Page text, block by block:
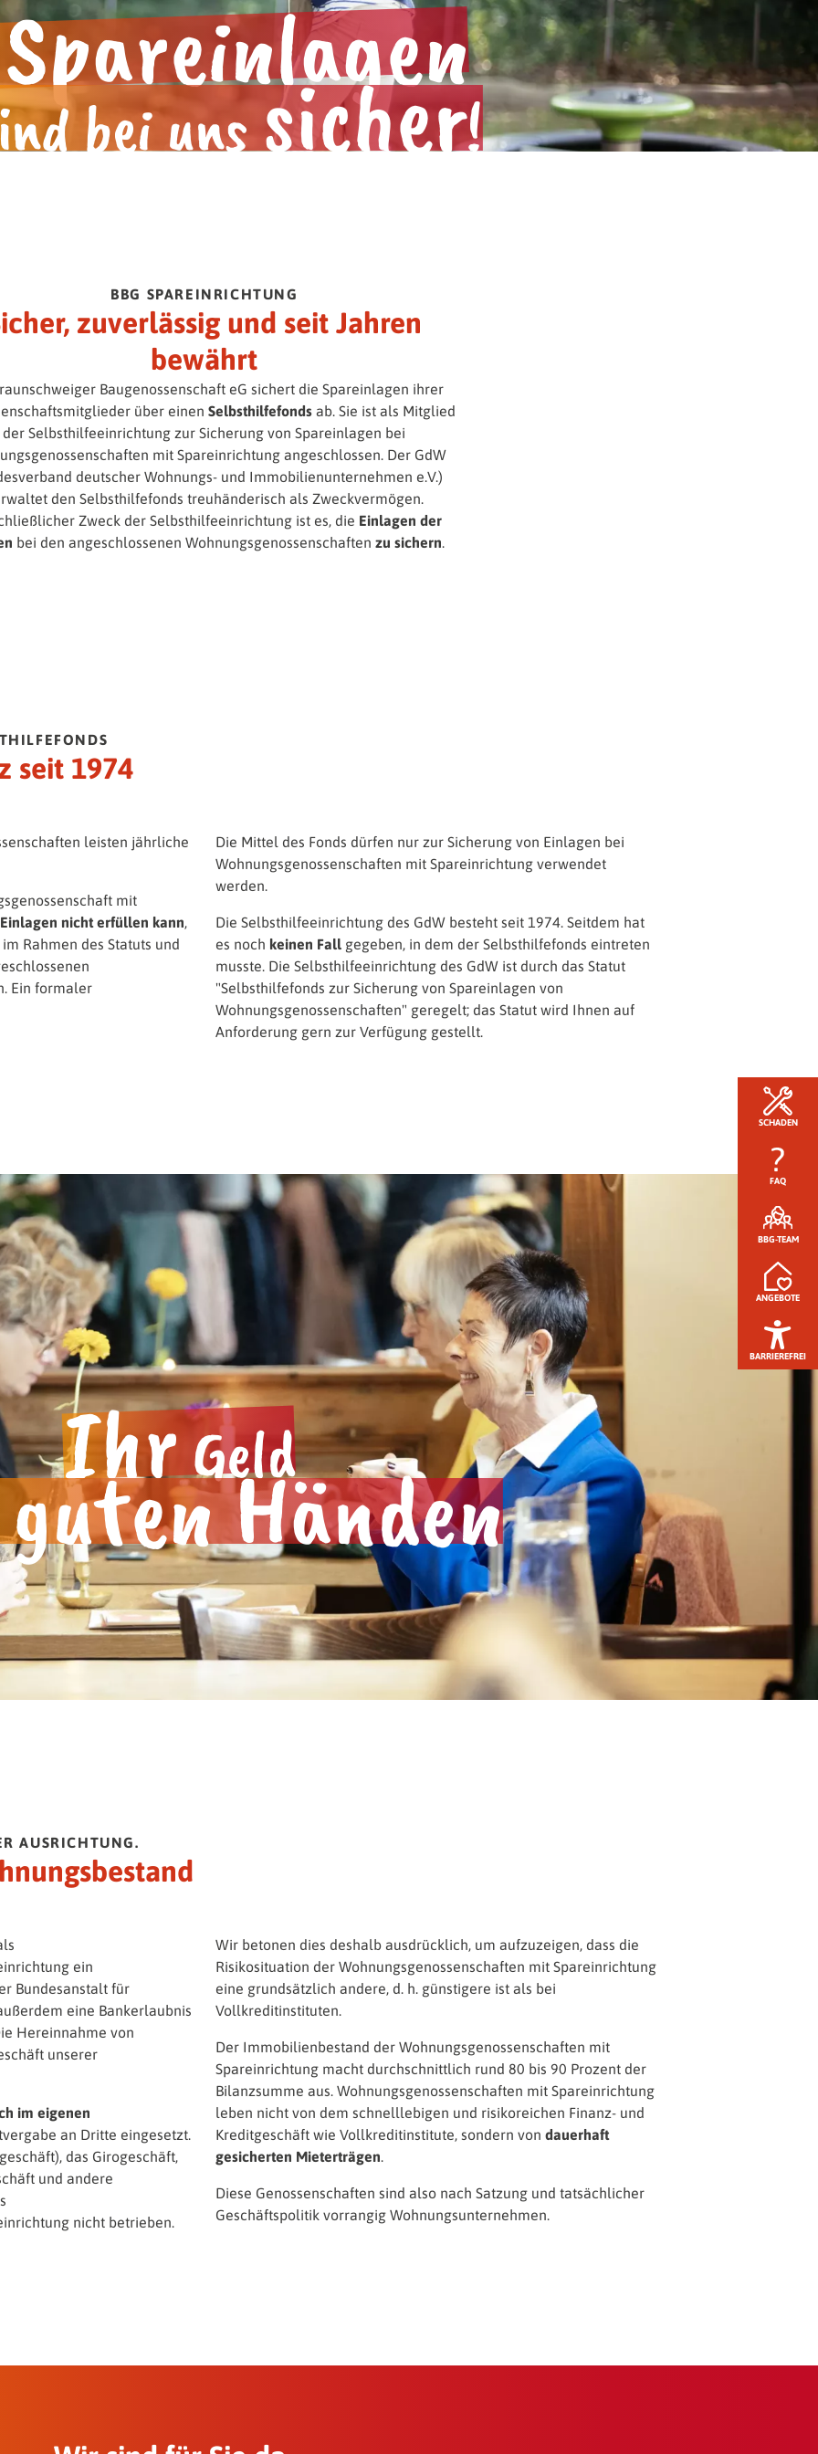
Gemeinsam mehr erleben.
Spareinlagen
bei unssicher!
BBG SPAREINRICHTUNG
zuverlässig und seit Jahren
bewährt
Baugenossenschaft eG sichert die Spareinlagen ihrer
über einen Selbsthilfefondsab. Sie ist als Mitglied
der Selbsthilfeeinrichtung zur Sicherung von Spareinlagen bei
mit Spareinrichtung angeschlossen. Der GdW
deutscher Wohnungs- und Immobilienunternehmen e.V.)
den Selbsthilfefonds treuhänderisch als Zweckvermögen.
Zweck der Selbsthilfeeinrichtung ist es, die Einlagen der
bei den angeschlossenen Wohnungsgenossenschaftenzu sichern.
seit 1974
leisten jährliche
mit
nicht erfüllen kann,
Rahmen des Statuts und
Ein formaler
Die Mittel des Fonds dürfen nur zur Sicherung von Einlagen bei
Wohnungsgenossenschaften mit Spareinrichtung verwendet
werden.
Die Selbsthilfeeinrichtung des GdW besteht seit 1974. Seitdem hat
es noch keinen Fallgegeben, in dem der Selbsthilfefonds eintreten
musste. Die Selbsthilfeeinrichtung des GdW ist durch das Statut
"Selbsthilfefonds zur Sicherung von Spareinlagen von
Wohnungsgenossenschaften" geregelt; das Statut wird Ihnen auf
Anforderung gern zur Verfügung gestellt.
IhrGeld
guten Händen
AUSRICHTUNG.
ein
Bundesanstalt für
eine Bankerlaubnis
Hereinnahme von
unserer
im eigenen
an Dritte eingesetzt.
das Girogeschäft,
und andere
nicht betrieben.
Wir betonen dies deshalb ausdrücklich, um aufzuzeigen, dass die
Risikosituation der Wohnungsgenossenschaften mit Spareinrichtung
eine grundsätzlich andere, d. h. günstigere ist als bei
Vollkreditinstituten.
Der Immobilienbestand der Wohnungsgenossenschaften mit
Spareinrichtung macht durchschnittlich rund 80 bis 90 Prozent der
Bilanzsumme aus. Wohnungsgenossenschaften mit Spareinrichtung
leben nicht von dem schnelllebigen und risikoreichen Finanz- und
Kreditgeschäft wie Vollkreditinstitute, sondern von dauerhaft
gesicherten Mieterträgen.
Diese Genossenschaften sind also nach Satzung und tatsächlicher
Geschäftspolitik vorrangig Wohnungsunternehmen.
SCHADEN
FAQ
BBG-TEAM
ANGEBOTE
BARRIEREFREI